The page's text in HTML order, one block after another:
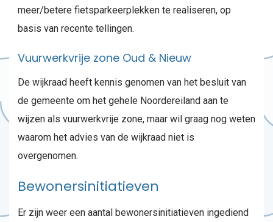
meer/betere fietsparkeerplekken te realiseren, op
basis van recente tellingen.
Vuurwerkvrije zone Oud & Nieuw
De wijkraad heeft kennis genomen van het besluit van
de gemeente om het gehele Noordereiland aan te
wijzen als vuurwerkvrije zone, maar wil graag nog weten
waarom het advies van de wijkraad niet is
overgenomen.
Bewonersinitiatieven
Er zijn weer een aantal bewonersinitiatieven ingediend